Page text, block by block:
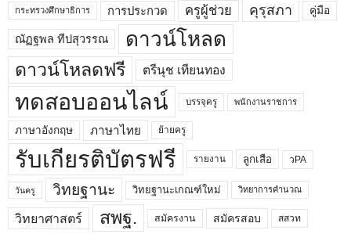
กระทรวงศึกษาธิการ การประกวด ครูผู้ช่วย คุรุสภา คู่มือ
ณัฏฐพล ทีปสุวรรณ ดาวน์โหลด
ดาวน์โหลดฟรี ตรีนุช เทียนทอง
ทดสอบออนไลน์ บรรจุครู พนักงานราชการ
ภาษาอังกฤษ ภาษาไทย ย้ายครู
รับเกียรติบัตรฟรี รายงาน ลูกเสือ วPA
วันครู วิทยฐานะ วิทยฐานะเกณฑ์ใหม่ วิทยาการคำนวณ
วิทยาศาสตร์ สพฐ. สมัครงาน สมัครสอบ สสวท